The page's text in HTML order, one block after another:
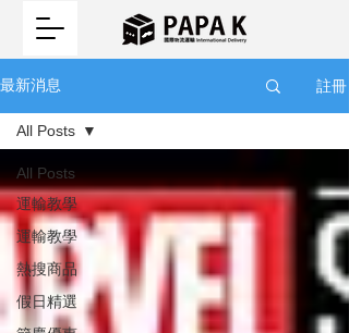
最新消息 註冊
All Posts
運輸教學
運輸教學
熱搜商品
假日精選
All Posts